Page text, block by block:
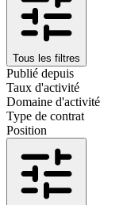
Tous les filtres
Publié depuis
Taux d'activité
Domaine d'activité
Type de contrat
Position